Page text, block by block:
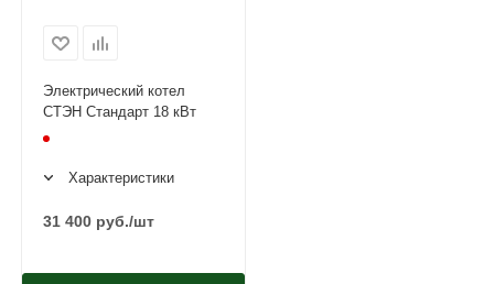
Электрический котел
СТЭН Стандарт 18 кВт
Характеристики
31 400 руб./шт